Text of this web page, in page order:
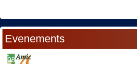
Evenements
08